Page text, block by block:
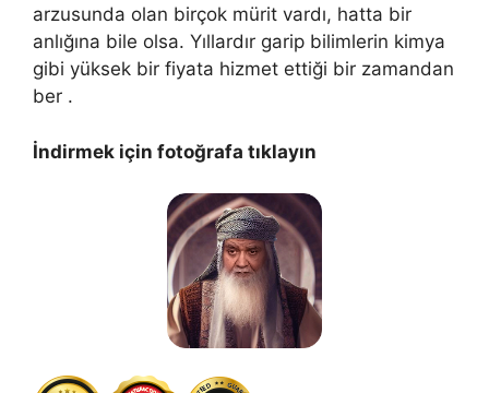
arzusunda olan birçok mürit vardı, hatta bir
anlığına bile olsa. Yıllardır garip bilimlerin kimya
gibi yüksek bir fiyata hizmet ettiği bir zamandan
ber .
İndirmek için fotoğrafa tıklayın